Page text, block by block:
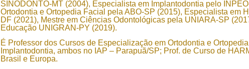
SINODONTO-MT (2004), Especialista em Implantodontia pelo
Ortodontia e Ortopedia Facial pela ABO-SP (2015), Especialista em
DF (2021), Mestre em Ciências Odontológicas pela UNIARA-SP
Educação UNIGRAN-PY (2019).
É Professor dos Cursos de Especialização em Ortodontia e
Implantodontia, ambos no IAP – Parapuã/SP; Prof. de Curso de
Brasil e Europa.